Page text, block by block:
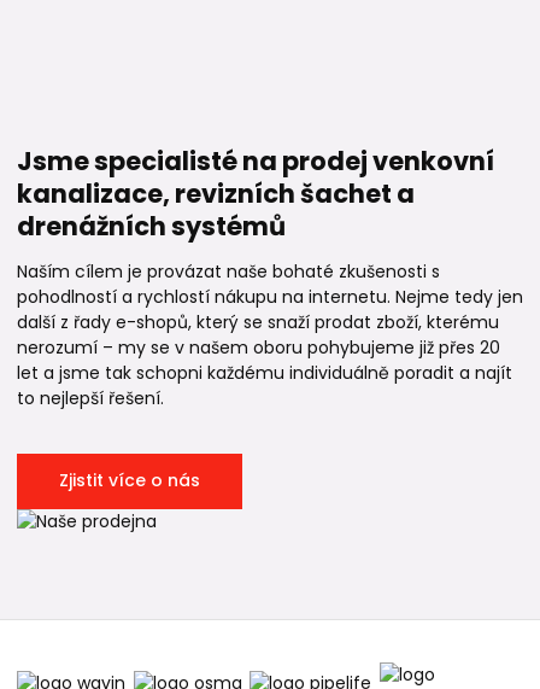
Jsme specialisté na prodej venkovní
kanalizace, revizních šachet a
drenážních systémů
Naším cílem je provázat naše bohaté zkušenosti s
pohodlností a rychlostí nákupu na internetu. Nejme tedy jen
další z řady e-shopů, který se snaží prodat zboží, kterému
nerozumí – my se v našem oboru pohybujeme již přes 20
let a jsme tak schopni každému individuálně poradit a najít
to nejlepší řešení.
Zjistit více o nás